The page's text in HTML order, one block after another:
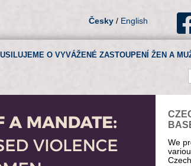
Česky / English
USILUJEME O VYVÁŽENÉ ZASTOUPENÍ ŽEN A
We